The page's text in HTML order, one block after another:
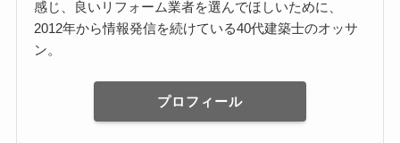
感じ、良いリフォーム業者を選んでほしいために、
2012年から情報発信を続けている40代建築士のオッサ
ン。
プロフィール